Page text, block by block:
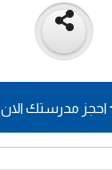
احجز مدرستك الان